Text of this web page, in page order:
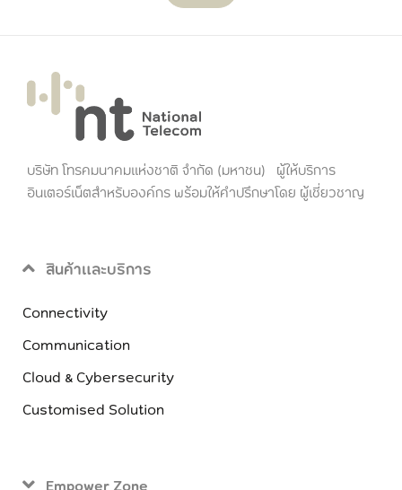
บริษัท โทรคมนาคมแห่งชาติ จำกัด (มหาชน) ผู้ให้บริการ
อินเตอร์เน็ตสำหรับองค์กร พร้อมให้คำปรึกษาโดย ผู้เชี่ยวชาญ
สินค้าและบริการ
Connectivity
Communication
Cloud & Cybersecurity
Customised Solution
Empower Zone